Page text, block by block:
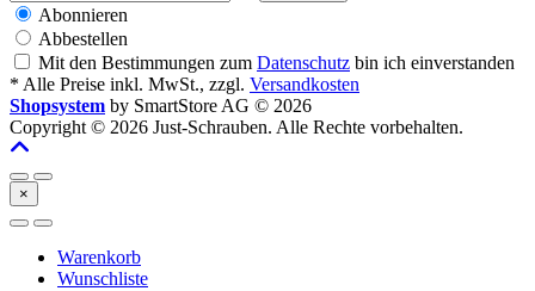
Abonnieren
Abbestellen
Mit den Bestimmungen zum Datenschutz bin ich einverstanden
* Alle Preise inkl. MwSt., zzgl. Versandkosten
Shopsystem by SmartStore AG © 2026
Copyright © 2026 Just-Schrauben. Alle Rechte vorbehalten.
×
Warenkorb
Wunschliste